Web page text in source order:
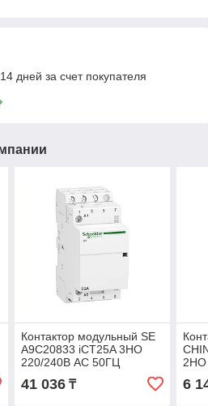
дней за счет покупателя
Контактор модульный SE
A9C20833 iCT25A 3НО
220/240В АС 50ГЦ
41 036₸
2НО
6